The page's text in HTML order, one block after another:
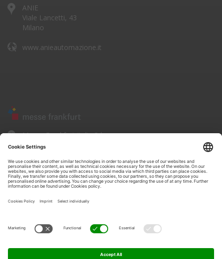
ANIE
Viale Lancetti, 43
Milano
www.anieautomazione.it
Messe Frankfurt Italia Srl
Corso Sempione, 68
www.messefrankfurt.it
Informativa sulla Privacy